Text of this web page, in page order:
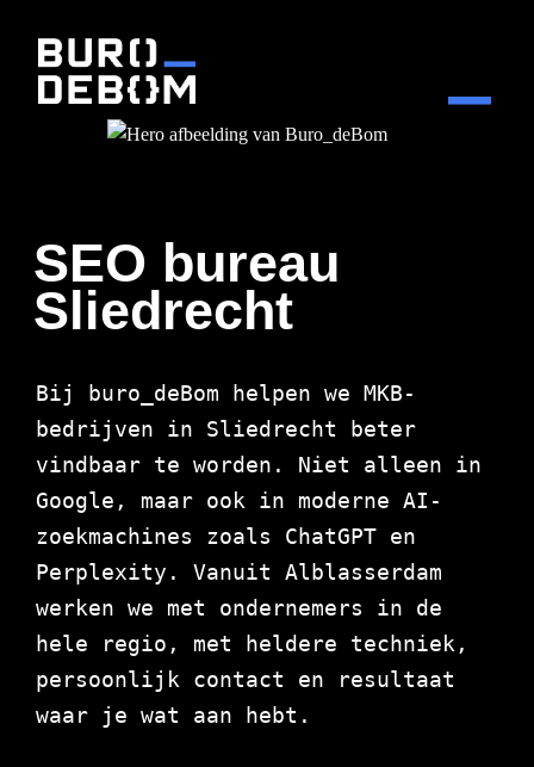
SEO bureau
Sliedrecht
Bij buro_deBom helpen we MKB-
bedrijven in Sliedrecht beter
vindbaar te worden. Niet alleen in
Google, maar ook in moderne AI-
zoekmachines zoals ChatGPT en
Perplexity. Vanuit Alblasserdam
werken we met ondernemers in de
hele regio, met heldere techniek,
persoonlijk contact en resultaat
waar je wat aan hebt.